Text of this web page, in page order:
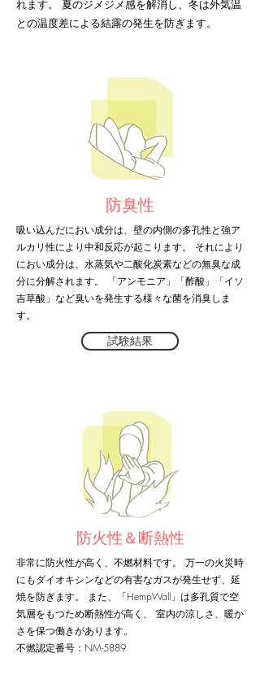
れます。 夏のジメジメ感を解消し、冬は外気温
との温度差による結露の発生を防ぎます。
防臭性
吸い込んだにおい成分は、壁の内側の多孔性と強ア
ルカリ性により中和反応が起こります。 それにより
におい成分は、水蒸気や二酸化炭素などの無臭な成
分に分解されます。 「アンモニア」「酢酸」「イソ
吉草酸」など臭いを発生する様々な菌を消臭しま
す。
試験結果
防火性＆断熱性
非常に防火性が高く、不燃材料です。 万一の火災時
にもダイオキシンなどの有害なガスが発生せず、延
焼を防ぎます。 また、「HempWall」は多孔質で空
気層をもつため断熱性が高く、 室内の涼しさ、暖か
さを保つ働きがあります。
​不燃認定番号：NM-5889